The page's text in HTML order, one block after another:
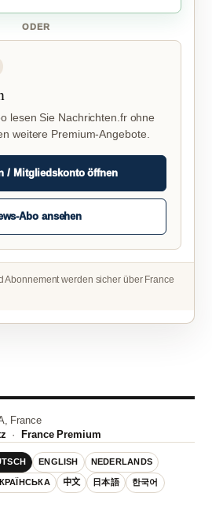
ODER
lesen Sie Nachrichten.fr ohne
weitere Premium-Angebote.
/ Mitgliedskonto öffnen
Abo ansehen
Abonnement werden sicher über France
France
·France Premium
ENGLISH NEDERLANDS
中文 日本語 한국어